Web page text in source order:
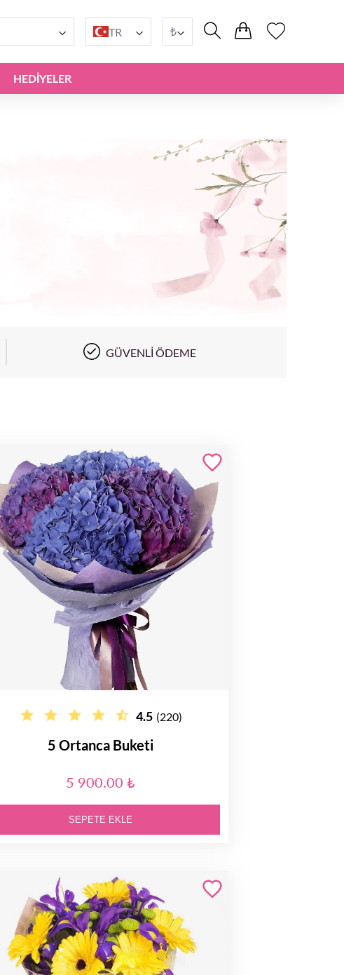
TR ₺
HEDIYELER
GÜVENLI ÖDEME
4.5 (220)
5 Ortanca Buketi
5 900.00 ₺
SEPETE EKLE